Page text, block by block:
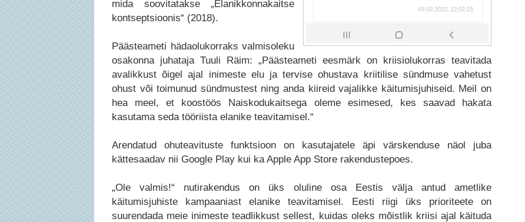
mida soovitatakse „Elanikkonnakaitse
kontseptsioonis“ (2018).
Päästeameti hädaolukorraks valmisoleku
osakonna juhataja Tuuli Räim: „Päästeameti eesmärk on kriisiolukorras teavitada
avalikkust õigel ajal inimeste elu ja tervise ohustava kriitilise sündmuse vahetust
ohust või toimunud sündmustest ning anda kiireid vajalikke käitumisjuhiseid. Meil on
hea meel, et koostöös Naiskodukaitsega oleme esimesed, kes saavad hakata
kasutama seda tööriista elanike teavitamisel.“
Arendatud ohuteavituste funktsioon on kasutajatele äpi värskenduse näol juba
kättesaadav nii Google Play kui ka Apple App Store rakendustepoes.
„Ole valmis!“ nutirakendus on üks oluline osa Eestis välja antud ametlike
käitumisjuhiste kampaaniast elanike teavitamisel. Eesti riigi üks prioriteete on
suurendada meie inimeste teadlikkust sellest, kuidas oleks mõistlik kriisi ajal käituda